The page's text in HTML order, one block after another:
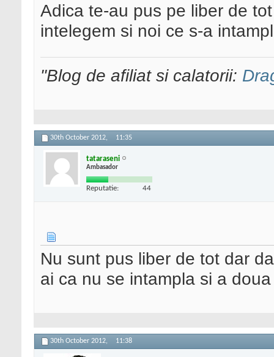
Adica te-au pus pe liber de
intelegem si noi ce s-a
"Blog de afiliat si calatorii:
30th October 2012, 11:35
tataraseni
Ambasador
Reputatie: 44
Nu sunt pus liber de tot dar
ai ca nu se intampla si a
30th October 2012, 11:38